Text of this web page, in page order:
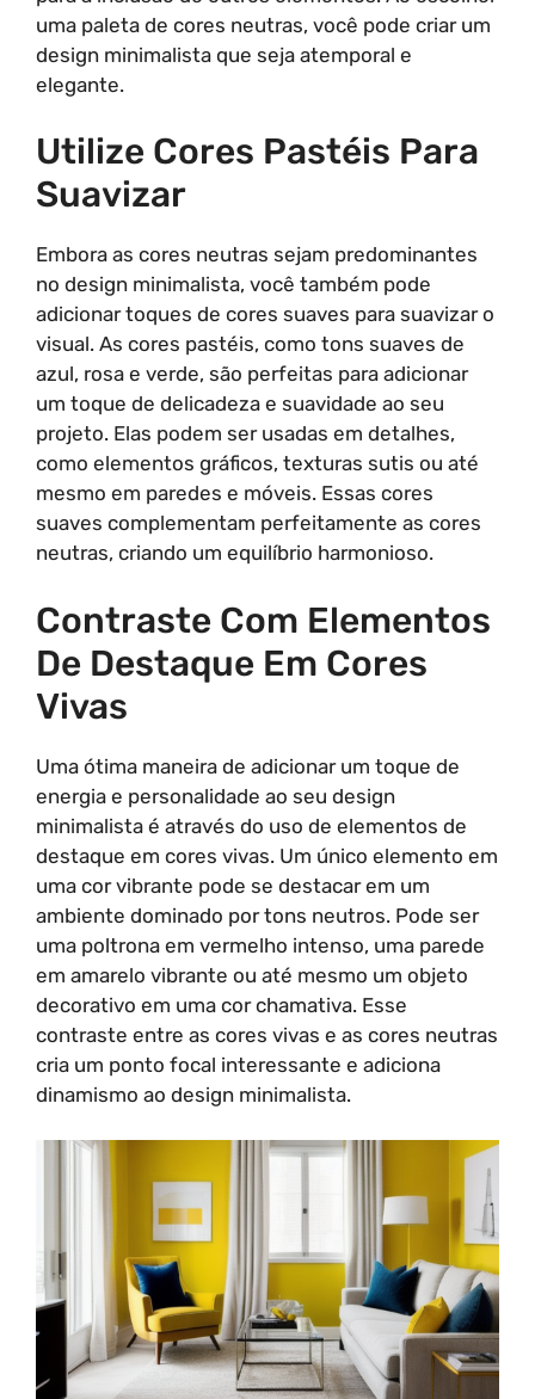
uma paleta de cores neutras, você pode criar um
design minimalista que seja atemporal e
elegante.
Utilize Cores Pastéis Para
Suavizar
Embora as cores neutras sejam predominantes
no design minimalista, você também pode
adicionar toques de cores suaves para suavizar o
visual. As cores pastéis, como tons suaves de
azul, rosa e verde, são perfeitas para adicionar
um toque de delicadeza e suavidade ao seu
projeto. Elas podem ser usadas em detalhes,
como elementos gráficos, texturas sutis ou até
mesmo em paredes e móveis. Essas cores
suaves complementam perfeitamente as cores
neutras, criando um equilíbrio harmonioso.
Contraste Com Elementos
De Destaque Em Cores
Vivas
Uma ótima maneira de adicionar um toque de
energia e personalidade ao seu design
minimalista é através do uso de elementos de
destaque em cores vivas. Um único elemento em
uma cor vibrante pode se destacar em um
ambiente dominado por tons neutros. Pode ser
uma poltrona em vermelho intenso, uma parede
em amarelo vibrante ou até mesmo um objeto
decorativo em uma cor chamativa. Esse
contraste entre as cores vivas e as cores neutras
cria um ponto focal interessante e adiciona
dinamismo ao design minimalista.